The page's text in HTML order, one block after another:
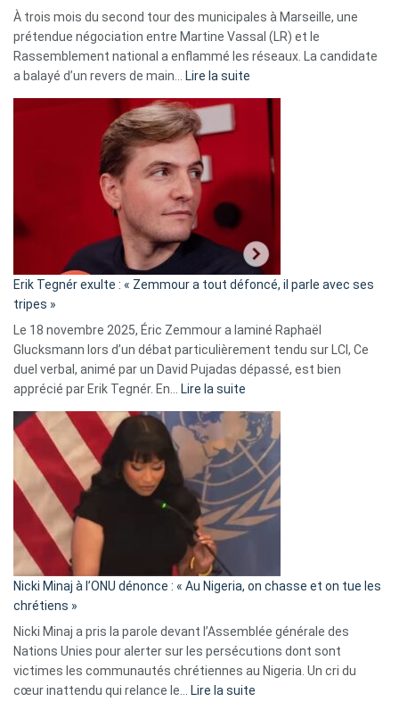
À trois mois du second tour des municipales à Marseille, une
prétendue négociation entre Martine Vassal (LR) et le
Rassemblement national a enflammé les réseaux. La candidate
a balayé d’un revers de main… Lire la suite
Martine
Vassal
d’alliance
secrète
«
C’est
fake
news
»
Erik Tegnér exulte : « Zemmour a tout défoncé, il parle avec ses
tripes »
Le 18 novembre 2025, Éric Zemmour a laminé Raphaël
Glucksmann lors d’un débat particulièrement tendu sur LCI, Ce
duel verbal, animé par un David Pujadas dépassé, est bien
apprécié par Erik Tegnér. En… Lire la suite
Erik
Tegnér
exulte
:
« Zemmour
a
tout
parle
ses
tripes »
Nicki Minaj à l’ONU dénonce : « Au Nigeria, on chasse et on tue les
chrétiens »
Nicki Minaj a pris la parole devant l’Assemblée générale des
Nations Unies pour alerter sur les persécutions dont sont
victimes les communautés chrétiennes au Nigeria. Un cri du
cœur inattendu qui relance le… Lire la suite